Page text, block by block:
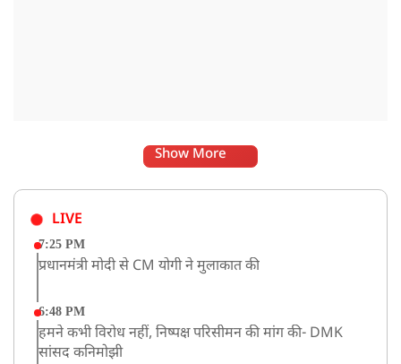
Show More
LIVE
7:25 PM
प्रधानमंत्री मोदी से CM योगी ने मुलाकात की
6:48 PM
हमने कभी विरोध नहीं, निष्पक्ष परिसीमन की मांग की- DMK
सांसद कनिमोझी